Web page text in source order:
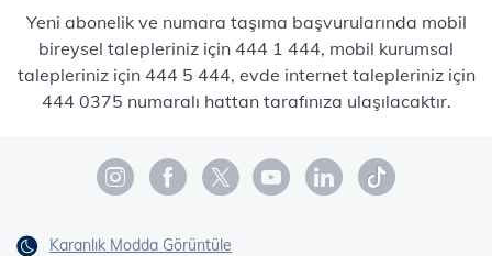
Yeni abonelik ve numara taşıma başvurularında mobil
bireysel talepleriniz için 444 1 444, mobil kurumsal
talepleriniz için 444 5 444, evde internet talepleriniz için
444 0375 numaralı hattan tarafınıza ulaşılacaktır.
Karanlık Modda Görüntüle